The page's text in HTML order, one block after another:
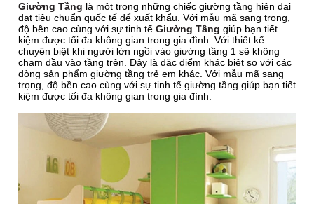
Giường Tầng là một trong những chiếc giường tầng hiện đại
đạt tiêu chuẩn quốc tế để xuất khẩu. Với mẫu mã sang trọng,
độ bền cao cùng với sự tinh tế Giường Tầng giúp bạn tiết
kiệm được tối đa không gian trong gia đình. Với thiết kế
chuyên biệt khi người lớn ngồi vào giường tầng 1 sẽ không
chạm đầu vào tầng trên. Đây là đặc điểm khác biệt so với các
dòng sản phẩm giường tầng trẻ em khác. Với mẫu mã sang
trọng, độ bền cao cùng với sự tinh tế giường tầng giúp bạn tiết
kiệm được tối đa không gian trong gia đình.